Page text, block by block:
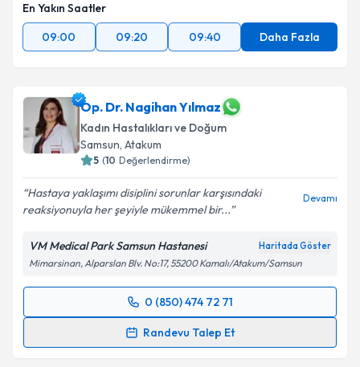
En Yakın Saatler
09:00
09:20 09:40 Daha Fazla
Op. Dr. Nagihan Yılmaz
Kadın Hastalıkları ve Doğum
Samsun, Atakum
5 (10 Değerlendirme)
Hastaya yaklaşımı disiplini sorunlar karşısındaki
reaksiyonuyla her şeyiyle mükemmel bir...
Devamı
VM Medical Park Samsun Hastanesi Haritada Göster
Mimarsinan, Alparslan Blv. No:17, 55200 Kamalı/Atakum/Samsun
0 (850) 474 72 71
Randevu Talep Et
Randevu Takvimi Talebi